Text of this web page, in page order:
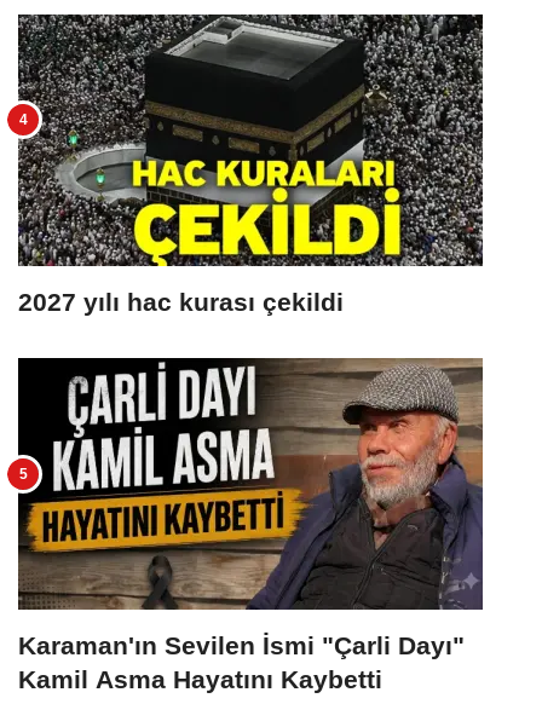
2027 yılı hac kurası çekildi
Karaman'ın Sevilen İsmi "Çarli Dayı"
Kamil Asma Hayatını Kaybetti